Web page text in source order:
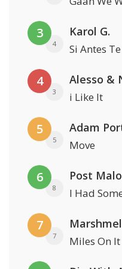
3
4
Karol G.
Si Antes
4
3
Alesso &
i Like It
5
5
Adam
Move
6
8
Post
I Had
7
7 Miles On It